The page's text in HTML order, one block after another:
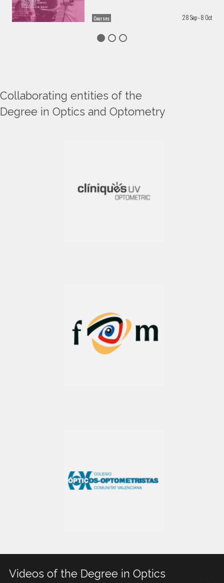
Courses 28 Sep - 8 Oct
Collaborating entities of the
Degree in Optics and Optometry
Videos of the Degree in Optics